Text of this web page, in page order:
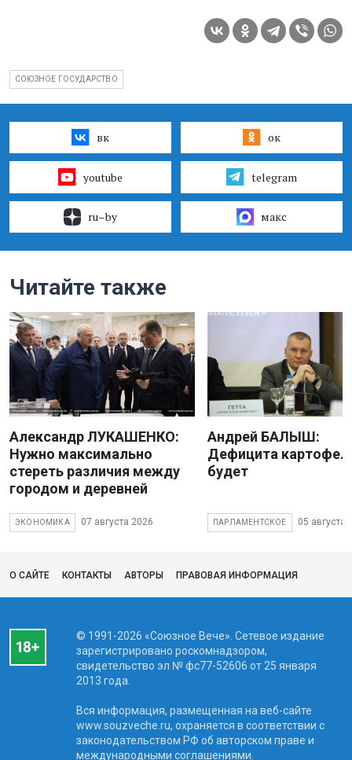
СОЮЗНОЕ ГОСУДАРСТВО
вк ок
youtube telegram
ru–by макс
Читайте также
Александр ЛУКАШЕНКО:
Нужно максимально
стереть различия между
городом и деревней
ЭКОНОМИКА 07 августа 2026
Андрей БАЛЫШ:
Дефицита
будет
ПАРЛАМЕНТСКОЕ 05 августа
О САЙТЕ КОНТАКТЫ АВТОРЫ ПРАВОВАЯ ИНФОРМАЦИЯ
© 1991-2026 «Союзное Вече». Сетевое издание
зарегистрировано роскомнадзором,
свидетельство эл № фc77-52606 от 25 января
2013 года.
Вся информация, размещенная на веб-сайте
www.souzveche.ru, охраняется в соответствии с
законодательством РФ об авторском праве и
международными соглашениями.